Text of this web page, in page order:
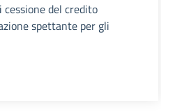
del credito
spettante per gli